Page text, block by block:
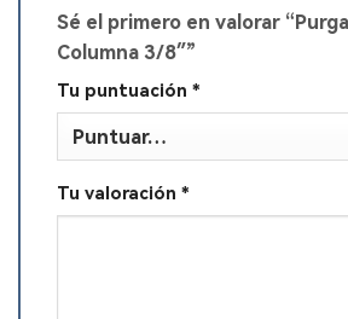
Sé el primero en valorar
Columna 3/8″”
Tu puntuación *
Tu valoración *